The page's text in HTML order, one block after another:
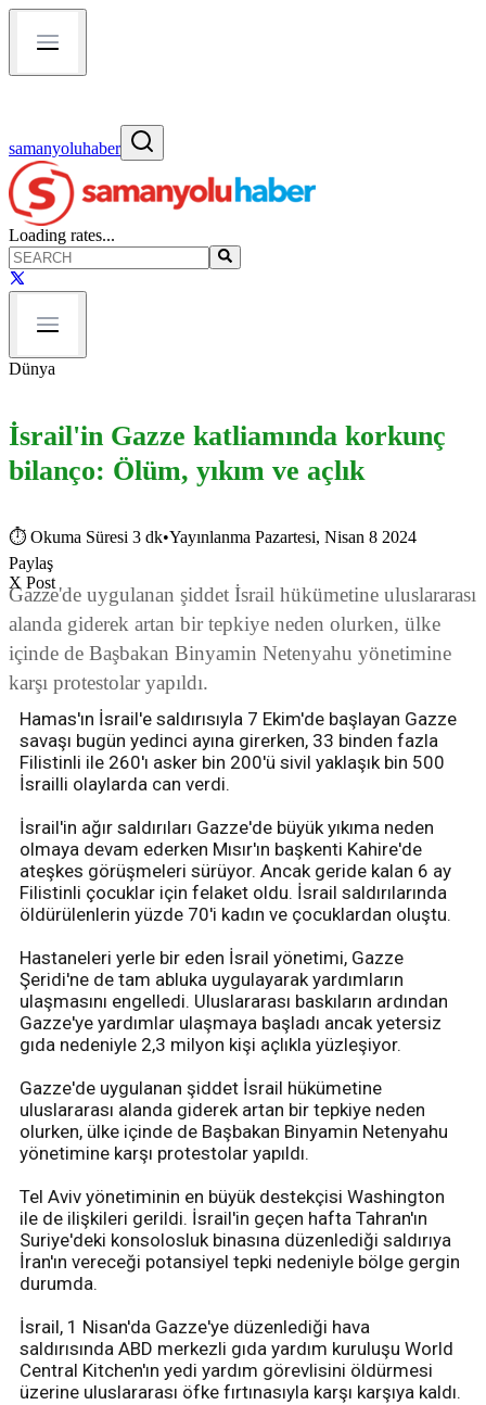
samanyoluhaber
Loading rates...
Dünya
İsrail'in Gazze katliamında korkunç
bilanço: Ölüm, yıkım ve açlık
⏱ Okuma Süresi 3 dk•Yayınlanma Pazartesi, Nisan 8 2024
Paylaş
X Post
Gazze'de uygulanan şiddet İsrail hükümetine uluslararası
alanda giderek artan bir tepkiye neden olurken, ülke
içinde de Başbakan Binyamin Netenyahu yönetimine
karşı protestolar yapıldı.
Hamas'ın İsrail'e saldırısıyla 7 Ekim'de başlayan Gazze
savaşı bugün yedinci ayına girerken, 33 binden fazla
Filistinli ile 260'ı asker bin 200'ü sivil yaklaşık bin 500
İsrailli olaylarda can verdi.
İsrail'in ağır saldırıları Gazze'de büyük yıkıma neden
olmaya devam ederken Mısır'ın başkenti Kahire'de
ateşkes görüşmeleri sürüyor. Ancak geride kalan 6 ay
Filistinli çocuklar için felaket oldu. İsrail saldırılarında
öldürülenlerin yüzde 70'i kadın ve çocuklardan oluştu.
Hastaneleri yerle bir eden İsrail yönetimi, Gazze
Şeridi'ne de tam abluka uygulayarak yardımların
ulaşmasını engelledi. Uluslararası baskıların ardından
Gazze'ye yardımlar ulaşmaya başladı ancak yetersiz
gıda nedeniyle 2,3 milyon kişi açlıkla yüzleşiyor.
Gazze'de uygulanan şiddet İsrail hükümetine
uluslararası alanda giderek artan bir tepkiye neden
olurken, ülke içinde de Başbakan Binyamin Netenyahu
yönetimine karşı protestolar yapıldı.
Tel Aviv yönetiminin en büyük destekçisi Washington
ile de ilişkileri gerildi. İsrail'in geçen hafta Tahran'ın
Suriye'deki konsolosluk binasına düzenlediği saldırıya
İran'ın vereceği potansiyel tepki nedeniyle bölge gergin
durumda.
İsrail, 1 Nisan'da Gazze'ye düzenlediği hava
saldırısında ABD merkezli gıda yardım kuruluşu World
Central Kitchen'ın yedi yardım görevlisini öldürmesi
üzerine uluslararası öfke fırtınasıyla karşı karşıya kaldı.